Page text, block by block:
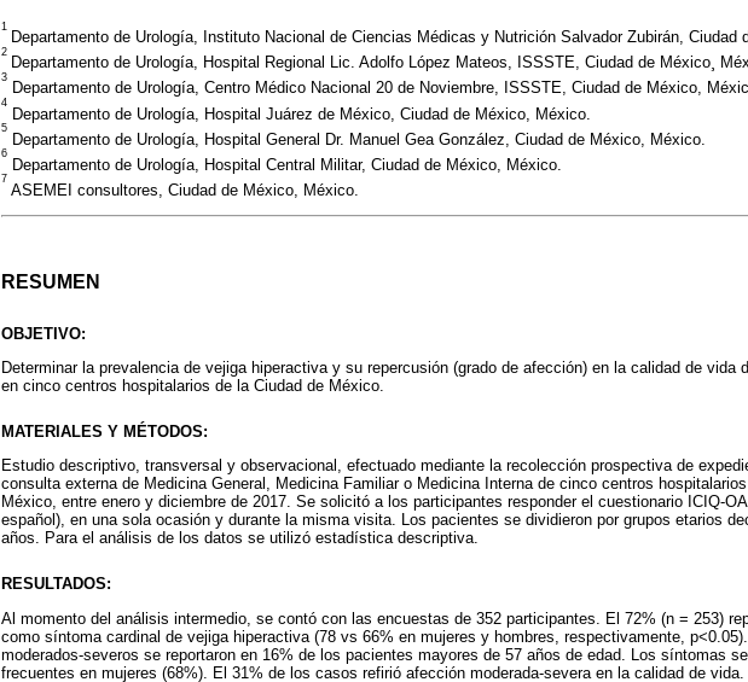
1
Departamento de Urología, Instituto Nacional de Ciencias Médicas y Nutrición Salvador Zubirán, Ciudad
2
Departamento de Urología, Hospital Regional Lic. Adolfo López Mateos, ISSSTE, Ciudad de México¸
3
Departamento de Urología, Centro Médico Nacional 20 de Noviembre, ISSSTE, Ciudad de México,
4
Departamento de Urología, Hospital Juárez de México, Ciudad de México, México.
5
Departamento de Urología, Hospital General Dr. Manuel Gea González, Ciudad de México, México.
6
Departamento de Urología, Hospital Central Militar, Ciudad de México, México.
7
ASEMEI consultores, Ciudad de México, México.
RESUMEN
OBJETIVO:
Determinar la prevalencia de vejiga hiperactiva y su repercusión (grado de afección) en la calidad de vida
en cinco centros hospitalarios de la Ciudad de México.
MATERIALES Y MÉTODOS:
Estudio descriptivo, transversal y observacional, efectuado mediante la recolección prospectiva de
consulta externa de Medicina General, Medicina Familiar o Medicina Interna de cinco centros
México, entre enero y diciembre de 2017. Se solicitó a los participantes responder el cuestionario ICIQ-
español), en una sola ocasión y durante la misma visita. Los pacientes se dividieron por grupos etarios
años. Para el análisis de los datos se utilizó estadística descriptiva.
RESULTADOS:
Al momento del análisis intermedio, se contó con las encuestas de 352 participantes. El 72% (n = 253)
como síntoma cardinal de vejiga hiperactiva (78 vs 66% en mujeres y hombres, respectivamente,
moderados-severos se reportaron en 16% de los pacientes mayores de 57 años de edad. Los síntomas
frecuentes en mujeres (68%). El 31% de los casos refirió afección moderada-severa en la calidad de